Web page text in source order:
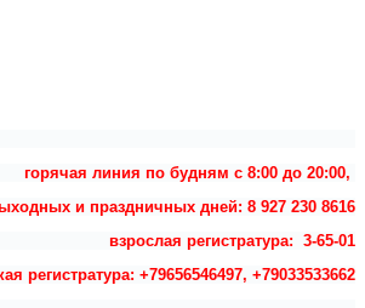
горячая линия по будням с 8:00 до 20:00,
и праздничных дней: 8 927 230 8616
взрослая регистратура: 3-65-01
регистратура: +79656546497, +79033533662